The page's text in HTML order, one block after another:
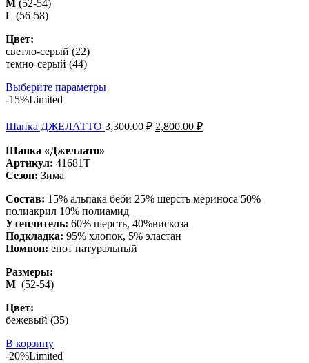
M (52-54)
L (56-58)
Цвет:
светло-серый (22)
темно-серый (44)
Выберите параметры
-15%Limited
Шапка ДЖЕЛАТТО 3,300.00₽ 2,800.00 ₽
Шапка «Джеллато»
Артикул: 41681Т
Сезон: Зима
Состав: 15% альпака беби 25% шерсть мериноса 50%
полиакрил 10% полиамид
Утеплитель: 60% шерсть, 40%вискоза
Подкладка: 95% хлопок, 5% эластан
Помпон: енот натуральный
Размеры:
М (52-54)
Цвет:
бежевый (35)
В корзину
-20%Limited